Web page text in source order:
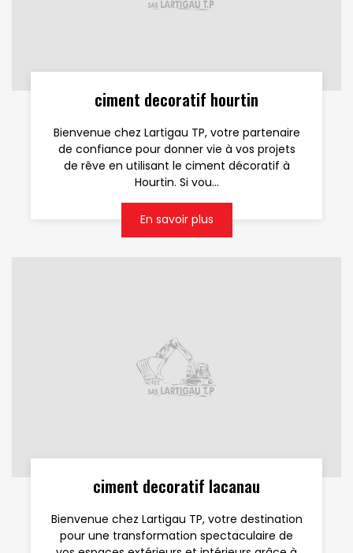
ciment decoratif hourtin
Bienvenue chez Lartigau TP, votre partenaire
de confiance pour donner vie à vos projets
de rêve en utilisant le ciment décoratif à
Hourtin. Si vou...
En savoir plus
ciment decoratif lacanau
Bienvenue chez Lartigau TP, votre destination
pour une transformation spectaculaire de